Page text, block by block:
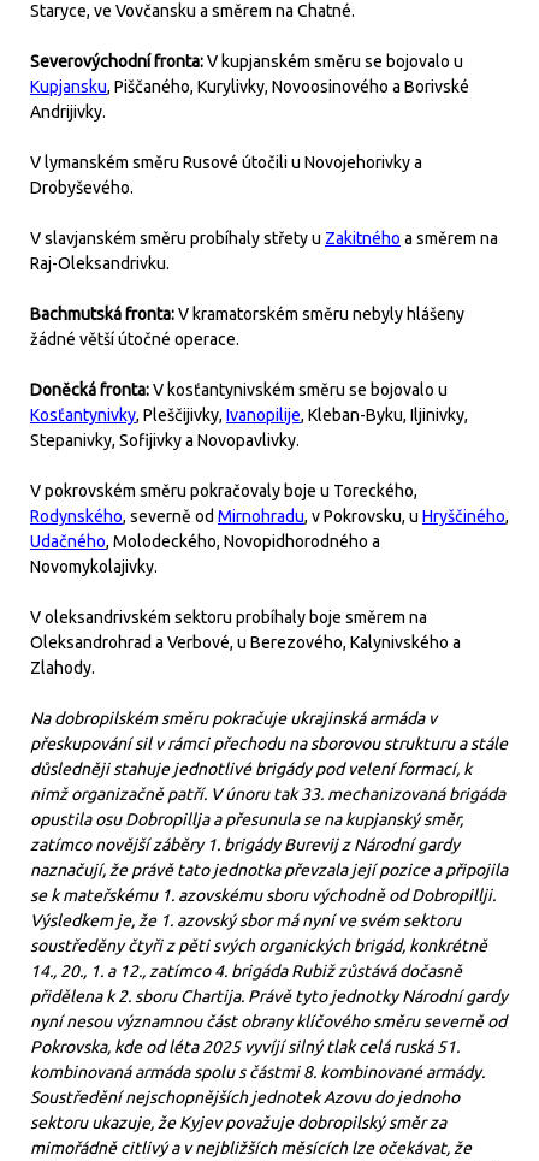
Staryce, ve Vovčansku a směrem na Chatné.
Severovýchodní fronta:V kupjanském směru se bojovalo u
Kupjansku, Piščaného, Kurylivky, Novoosinového a Borivské
Andrijivky.
V lymanském směru Rusové útočili u Novojehorivky a
Drobyševého.
V slavjanském směru probíhaly střety u Zakitného a směrem na
Raj-Oleksandrivku.
Bachmutská fronta:V kramatorském směru nebyly hlášeny
žádné větší útočné operace.
Doněcká fronta:V kosťantynivském směru se bojovalo u
Kosťantynivky, Pleščijivky, Ivanopilije, Kleban-Byku, Iljinivky,
Stepanivky, Sofijivky a Novopavlivky.
V pokrovském směru pokračovaly boje u Toreckého,
Rodynského, severně od Mirnohradu, v Pokrovsku, u Hryščiného,
Udačného, Molodeckého, Novopidhorodného a
Novomykolajivky.
V oleksandrivském sektoru probíhaly boje směrem na
Oleksandrohrad a Verbové, u Berezového, Kalynivského a
Zlahody.
Na dobropilském směru pokračuje ukrajinská armáda v
přeskupování sil v rámci přechodu na sborovou strukturu a stále
důsledněji stahuje jednotlivé brigády pod velení formací, k
nimž organizačně patří. V únoru tak 33. mechanizovaná brigáda
opustila osu Dobropillja a přesunula se na kupjanský směr,
zatímco novější záběry 1. brigády Burevij z Národní gardy
naznačují, že právě tato jednotka převzala její pozice a připojila
se k mateřskému 1. azovskému sboru východně od Dobropillji.
Výsledkem je, že 1. azovský sbor má nyní ve svém sektoru
soustředěny čtyři z pěti svých organických brigád, konkrétně
14., 20., 1. a 12., zatímco 4. brigáda Rubiž zůstává dočasně
přidělena k 2. sboru Chartija. Právě tyto jednotky Národní gardy
nyní nesou významnou část obrany klíčového směru severně od
Pokrovska, kde od léta 2025 vyvíjí silný tlak celá ruská 51.
kombinovaná armáda spolu s částmi 8. kombinované armády.
Soustředění nejschopnějších jednotek Azovu do jednoho
sektoru ukazuje, že Kyjev považuje dobropilský směr za
mimořádně citlivý a v nejbližších měsících lze očekávat, že